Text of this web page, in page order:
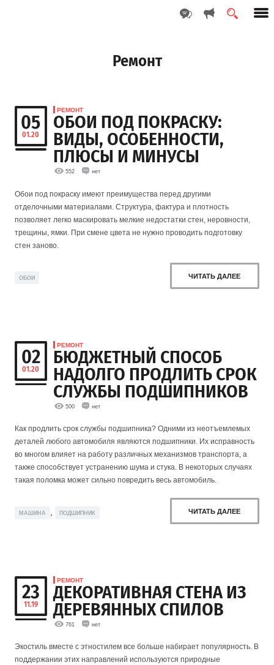
Ремонт
05
01.20
РЕМОНТ
ОБОИ ПОД ПОКРАСКУ:
ВИДЫ, ОСОБЕННОСТИ,
ПЛЮСЫ И МИНУСЫ
552 нет
Обои под покраску имеют преимущества перед другими
отделочными материалами. Структура, фактура и плотность
позволяет легко маскировать мелкие недостатки стен, неровности,
трещины, ямки. При смене цвета не нужно проводить подготовку
стен заново.
ОБОИ ЧИТАТЬ ДАЛЕЕ
02
01.20
РЕМОНТ
БЮДЖЕТНЫЙ СПОСОБ
НАДОЛГО ПРОДЛИТЬ СРОК
СЛУЖБЫ ПОДШИПНИКОВ
500 нет
Как продлить срок службы подшипника? Одними из неотъемлемых
деталей любого автомобиля являются подшипники. Их исправность
во многом влияет на работу различных механизмов транспорта, а
также способствует устранению шума и стука. В некоторых случаях
такая поломка может сильно повредить весь автомобиль.
МАШИНА ПОДШИПНИК ЧИТАТЬ ДАЛЕЕ
23
11.19
РЕМОНТ
ДЕКОРАТИВНАЯ СТЕНА ИЗ
ДЕРЕВЯННЫХ СПИЛОВ
761 нет
Экостиль вместе с этностилем все больше набирает популярность. В
поддержании этих направлений используются природные